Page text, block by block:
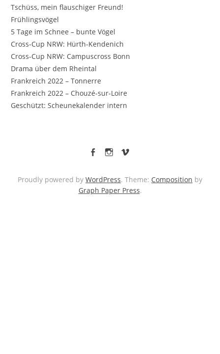
Tschüss, mein flauschiger Freund!
Frühlingsvögel
5 Tage im Schnee – bunte Vögel
Cross-Cup NRW: Hürth-Kendenich
Cross-Cup NRW: Campuscross Bonn
Drama über dem Rheintal
Frankreich 2022 – Tonnerre
Frankreich 2022 – Chouzé-sur-Loire
Geschützt: Scheunekalender intern
Proudly powered by WordPress. Theme: Composition by
Graph Paper Press.